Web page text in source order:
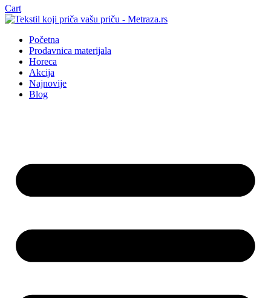
Cart
Početna
Prodavnica materijala
Horeca
Akcija
Najnovije
Blog